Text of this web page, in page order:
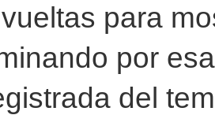
para
por
del